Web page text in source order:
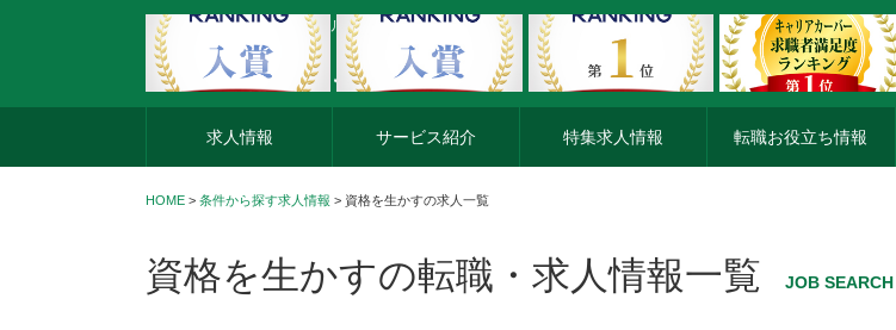
外資系企業の転職・キャリア転職ならアージスジャパン
求人情報 サービス紹介 特集求人情報 転職お役立ち情報
HOME > 条件から探す求人情報 > 資格を生かすの求人一覧
資格を生かすの転職・求人情報一覧 JOB SEARCH